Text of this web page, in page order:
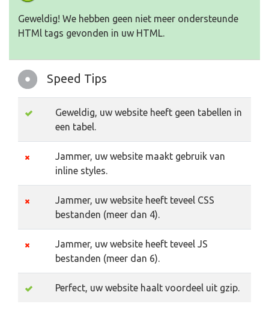
Geweldig! We hebben geen niet meer ondersteunde
HTMl tags gevonden in uw HTML.
Speed Tips
Geweldig, uw website heeft geen tabellen in
een tabel.
Jammer, uw website maakt gebruik van
inline styles.
Jammer, uw website heeft teveel CSS
bestanden (meer dan 4).
Jammer, uw website heeft teveel JS
bestanden (meer dan 6).
Perfect, uw website haalt voordeel uit gzip.